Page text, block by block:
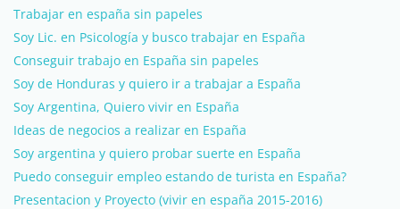
Trabajar en españa sin papeles
Soy Lic. en Psicología y busco trabajar en España
Conseguir trabajo en España sin papeles
Soy de Honduras y quiero ir a trabajar a España
Soy Argentina, Quiero vivir en España
Ideas de negocios a realizar en España
Soy argentina y quiero probar suerte en España
Puedo conseguir empleo estando de turista en España?
Presentacion y Proyecto (vivir en españa 2015-2016)